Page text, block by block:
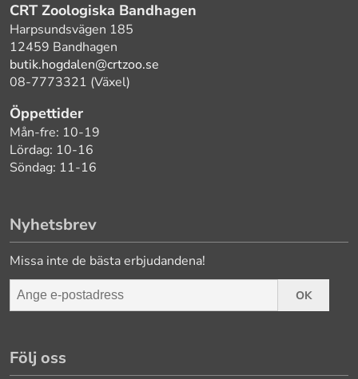
CRT Zoologiska Bandhagen
Harpsundsvägen 185
12459 Bandhagen
butik.hogdalen@crtzoo.se
08-7773321 (Växel)
Öppettider
Mån-fre: 10-19
Lördag: 10-16
Söndag: 11-16
Nyhetsbrev
Missa inte de bästa erbjudandena!
OK
Följ oss